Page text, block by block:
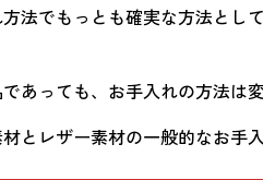
法でもっとも確実な方法とし
あっても、お手入れの方法は
とレザー素材の一般的なお手